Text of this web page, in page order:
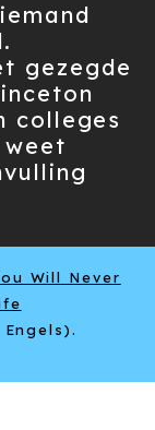
gezegde
colleges
Will Never